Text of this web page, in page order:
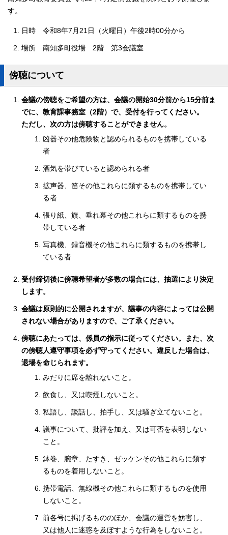
す。
日時 令和8年7月21日（火曜日）午後2時00分から
場所 南知多町役場 2階 第3会議室
傍聴について
会議の傍聴をご希望の方は、会議の開始30分前から15分前ま
でに、教育課事務室（2階）で、受付を行ってください。
ただし、次の方は傍聴することができません。
凶器その他危険物と認められるものを携帯している
者
酒気を帯びていると認められる者
拡声器、笛その他これらに類するものを携帯してい
る者
張り紙、旗、垂れ幕その他これらに類するものを携
帯している者
写真機、録音機その他これらに類するものを携帯し
ている者
受付締切後に傍聴希望者が多数の場合には、抽選により決定
します。
会議は原則的に公開されますが、議事の内容によっては公開
されない場合がありますので、ご了承ください。
傍聴にあたっては、係員の指示に従ってください。また、次
の傍聴人遵守事項を必ず守ってください。違反した場合は、
退場を命じられます。
みだりに席を離れないこと。
飲食し、又は喫煙しないこと。
私語し、談話し、拍手し、又は騒ぎ立てないこと。
議事について、批評を加え、又は可否を表明しない
こと。
鉢巻、腕章、たすき、ゼッケンその他これらに類す
るものを着用しないこと。
携帯電話、無線機その他これらに類するものを使用
しないこと。
前各号に掲げるもののほか、会議の運営を妨害し、
又は他人に迷惑を及ぼすような行為をしないこと。